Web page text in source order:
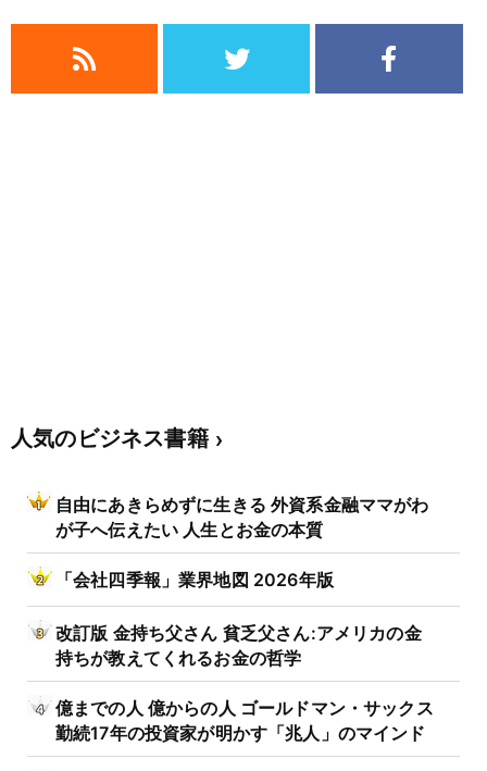
人気のビジネス書籍
自由にあきらめずに生きる 外資系金融ママがわ
が子へ伝えたい 人生とお金の本質
「会社四季報」業界地図 2026年版
改訂版 金持ち父さん 貧乏父さん:アメリカの金
持ちが教えてくれるお金の哲学
億までの人 億からの人 ゴールドマン・サックス
勤続17年の投資家が明かす「兆人」のマインド